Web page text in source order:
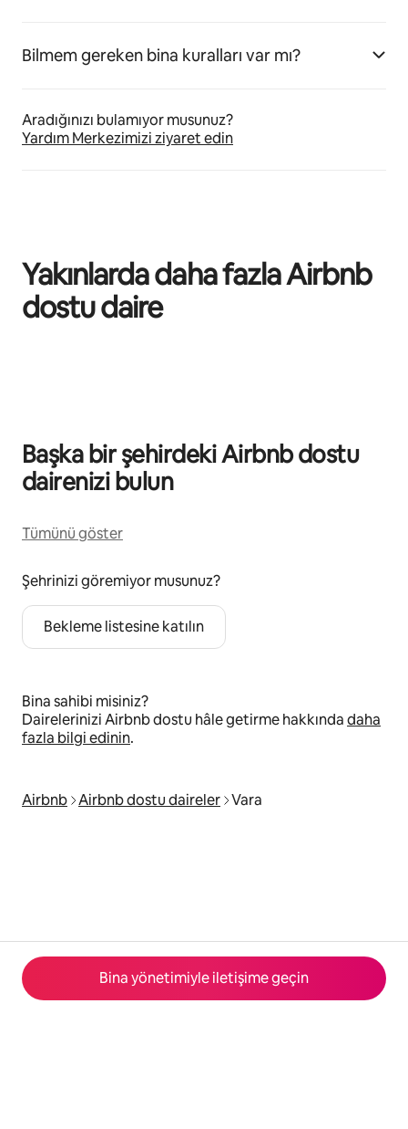
Bina yönetimiyle iletişime geçin
Bilmem gereken bina kuralları var mı?
Aradığınızı bulamıyor musunuz?
Yardım Merkezimizi ziyaret edin
Yakınlarda daha fazla Airbnb
dostu daire
Başka bir şehirdeki Airbnb dostu
dairenizi bulun
Tümünü göster
Şehrinizi göremiyor musunuz?
Bekleme listesine katılın
Bina sahibi misiniz?
Dairelerinizi Airbnb dostu hâle getirme hakkındadaha
fazla bilgi edinin.
Airbnb Airbnb dostu daireler Vara